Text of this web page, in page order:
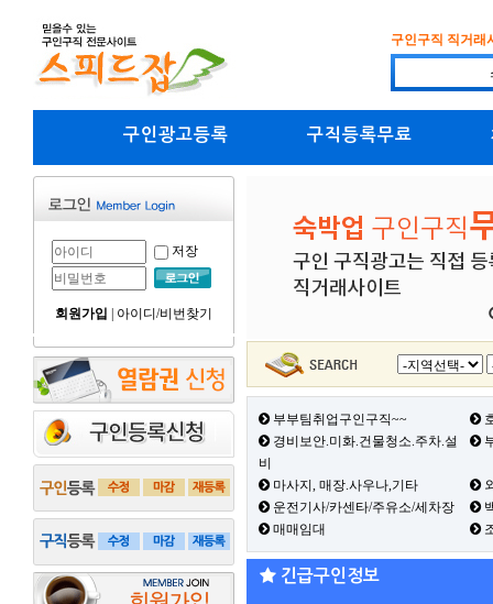
구인구직 직거래
구인광고등록 구직등록무료
저장
회원가입 아이디/비번찾기
부부팀취업구인구직~~
경비보안.미화.건물청소.주차.설
비
마사지, 매장.사우나,기타
운전기사/카센타/주유소/세차장
매매임대
긴급구인정보